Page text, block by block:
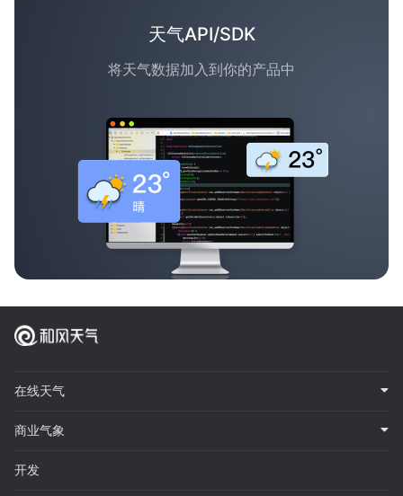
天气API/SDK
将天气数据加入到你的产品中
在线天气
商业气象
开发